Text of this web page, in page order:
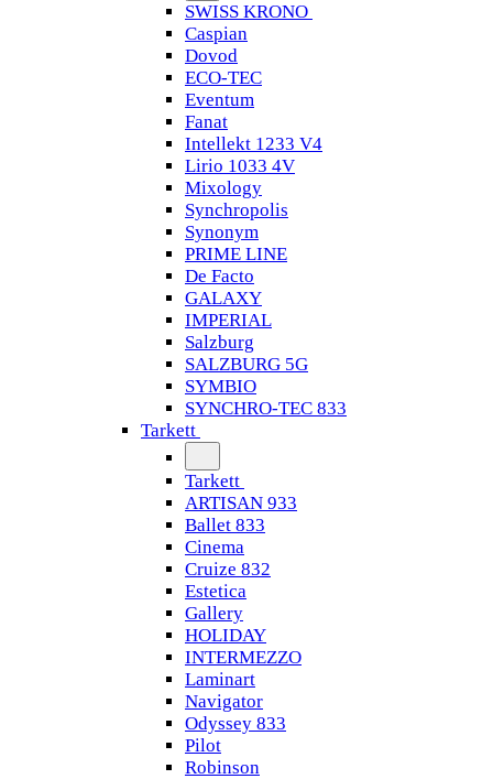
SWISS KRONO
Caspian
Dovod
ECO-TEC
Eventum
Fanat
Intellekt 1233 V4
Lirio 1033 4V
Mixology
Synchropolis
Synonym
PRIME LINE
De Facto
GALAXY
IMPERIAL
Salzburg
SALZBURG 5G
SYMBIO
SYNCHRO-TEC 833
Tarkett
Tarkett
ARTISAN 933
Ballet 833
Cinema
Cruize 832
Estetica
Gallery
HOLIDAY
INTERMEZZO
Laminart
Navigator
Odyssey 833
Pilot
Robinson